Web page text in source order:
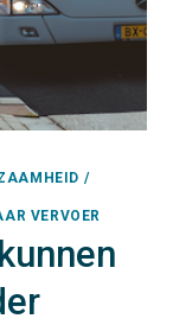
/
VERVOER